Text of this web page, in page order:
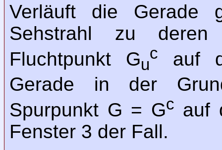
Verläuft die Gerade
Sehstrahl zu
Fluchtpunkt Gu
c
auf
Gerade in der
Spurpunkt G = Gc auf
Fenster 3 der Fall.